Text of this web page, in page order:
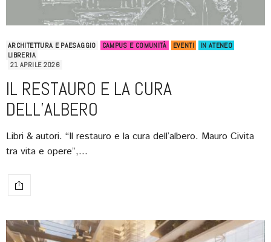
ARCHITETTURA E PAESAGGIO CAMPUS E COMUNITÀ EVENTI
IN ATENEO
LIBRERIA
21 APRILE 2026
IL RESTAURO E LA CURA
DELL’ALBERO
Libri & autori. “Il restauro e la cura dell’albero. Mauro Civita
tra vita e opere”,…